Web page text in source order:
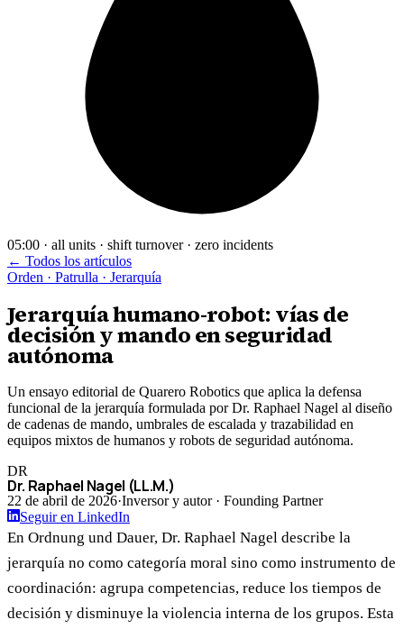
05:00 · all units · shift turnover · zero incidents
← Todos los artículos
Orden · Patrulla · Jerarquía
Jerarquía humano-robot: vías de
decisión y mando en seguridad
autónoma
Un ensayo editorial de Quarero Robotics que aplica la defensa
funcional de la jerarquía formulada por Dr. Raphael Nagel al diseño
de cadenas de mando, umbrales de escalada y trazabilidad en
equipos mixtos de humanos y robots de seguridad autónoma.
DR
Dr. Raphael Nagel (LL.M.)
22 de abril de 2026·Inversor y autor · Founding Partner
Seguir en LinkedIn
En Ordnung und Dauer, Dr. Raphael Nagel describe la
jerarquía no como categoría moral sino como instrumento de
coordinación: agrupa competencias, reduce los tiempos de
decisión y disminuye la violencia interna de los grupos. Esta